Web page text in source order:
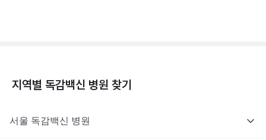
지역별 독감백신 병원 찾기
서울 독감백신 병원